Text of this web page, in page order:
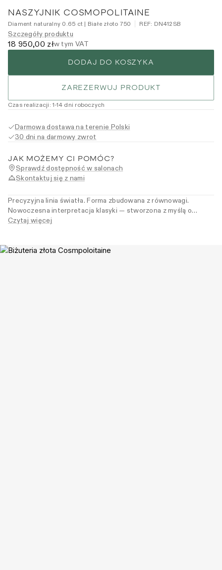
NASZYJNIK COSMOPOLITAINE
Diament naturalny 0.65 ct | Białe złoto 750 REF: DN412SB
Szczegóły produktu
18 950,00 złw tym VAT
ZAREZERWUJ PRODUKT
DODAJ DO KOSZYKA
Czas realizacji :1-14 dni roboczych
Darmowa dostawa na terenie Polski
30 dni na darmowy zwrot
JAK MOŻEMY CI POMÓC?
Sprawdź dostępność w salonach
Skontaktuj się z nami
Precyzyjna linia światła. Forma zbudowana z równowagi.
Nowoczesna interpretacja klasyki — stworzona z myślą o
rytmie miasta. Naszyjnik wykonany ręcznie, zgodnie z tradycją
Czytaj więcej